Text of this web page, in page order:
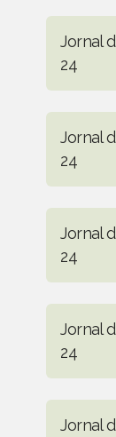
Jornal
24
Jornal
24
Jornal
24
Jornal
24
Jornal